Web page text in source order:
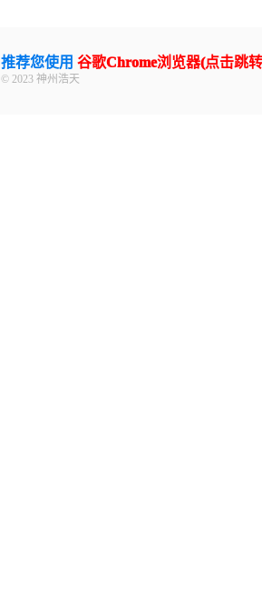
推荐您使用 谷歌Chrome浏览器(点击跳
© 2023 神州浩天